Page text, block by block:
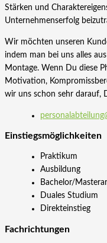
Stärken und
Unternehmenserfolg
Wir möchten unseren
indem man bei uns alles
Montage. Wenn Du diese
Motivation,
wir uns schon sehr darauf,
Einstiegs­möglichkeiten
Praktikum
Ausbildung
Bachelor/
Duales Studium
Direkteinstieg
Fachrichtungen